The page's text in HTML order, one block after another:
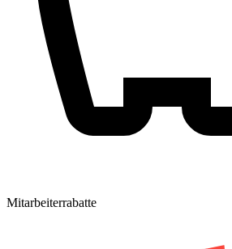
Mitarbeiterrabatte